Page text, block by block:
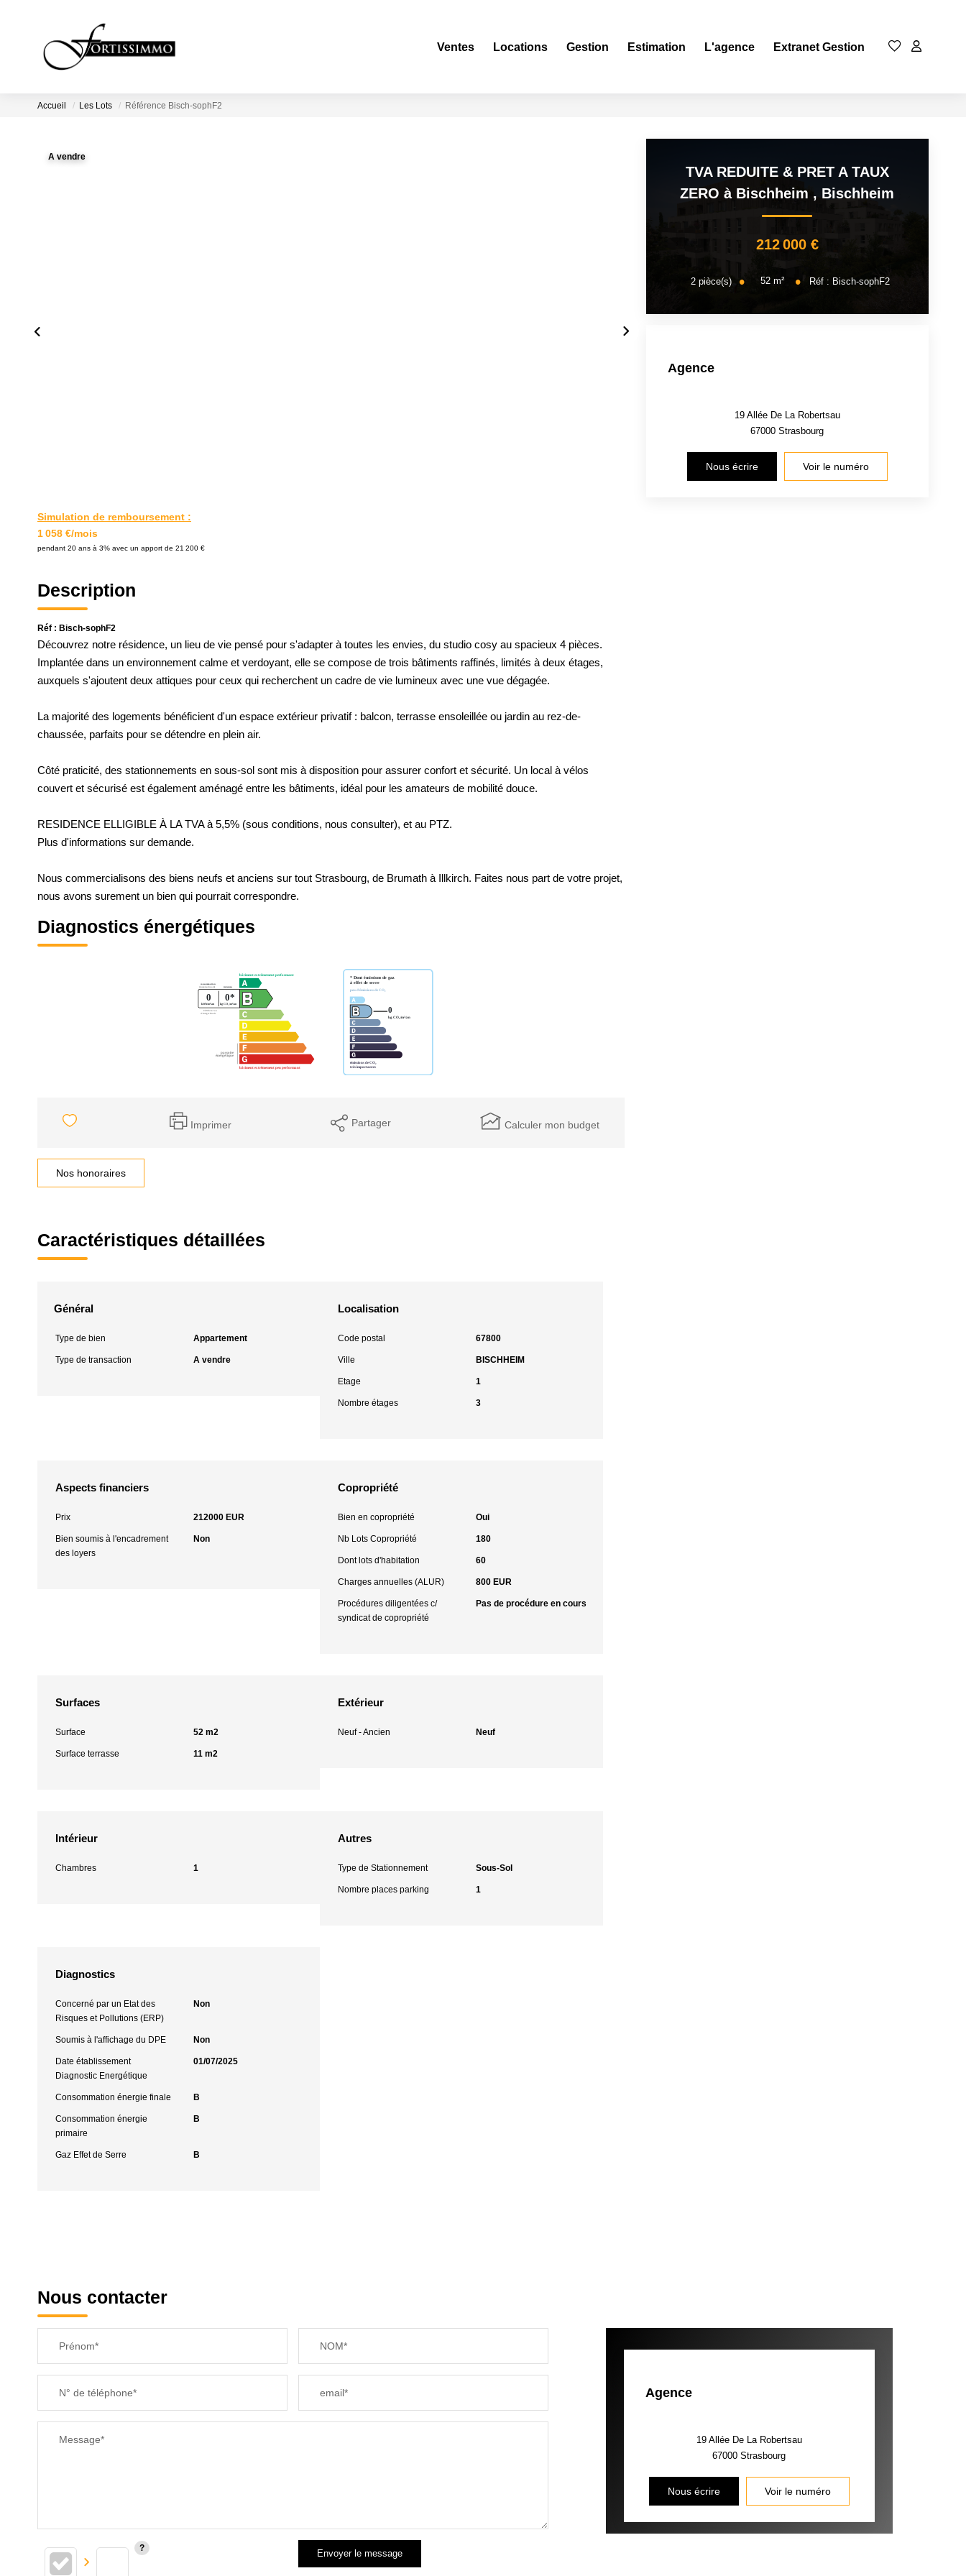
Ventes Locations Gestion Estimation L'agence Extranet Gestion
Accueil Les Lots Référence Bisch-sophF2
A vendre
Simulation de remboursement :
1 058 €/mois
pendant 20 ans à 3% avec un apport de 21 200 €
Description
Réf : Bisch-sophF2
Découvrez notre résidence, un lieu de vie pensé pour s'adapter à toutes les envies, du studio cosy au spacieux 4 pièces.
Implantée dans un environnement calme et verdoyant, elle se compose de trois bâtiments raffinés, limités à deux étages,
auxquels s'ajoutent deux attiques pour ceux qui recherchent un cadre de vie lumineux avec une vue dégagée.
La majorité des logements bénéficient d'un espace extérieur privatif : balcon, terrasse ensoleillée ou jardin au rez-de-
chaussée, parfaits pour se détendre en plein air.
Côté praticité, des stationnements en sous-sol sont mis à disposition pour assurer confort et sécurité. Un local à vélos
couvert et sécurisé est également aménagé entre les bâtiments, idéal pour les amateurs de mobilité douce.
RESIDENCE ELLIGIBLE À LA TVA à 5,5% (sous conditions, nous consulter), et au PTZ.
Plus d'informations sur demande.
Nous commercialisons des biens neufs et anciens sur tout Strasbourg, de Brumath à Illkirch. Faites nous part de votre projet,
nous avons surement un bien qui pourrait correspondre.
Diagnostics énergétiques
Imprimer Partager Calculer mon budget
Nos honoraires
Caractéristiques détaillées
Général
Type de bien Appartement
Type de transaction A vendre
Localisation
Code postal 67800
Ville BISCHHEIM
Etage 1
Nombre étages 3
Aspects financiers
Prix 212000 EUR
Bien soumis à l'encadrement
des loyers
Non
Copropriété
Bien en copropriété Oui
Nb Lots Copropriété 180
Dont lots d'habitation 60
Charges annuelles (ALUR) 800 EUR
Procédures diligentées c/
syndicat de copropriété
Pas de procédure en cours
Surfaces
Surface 52 m2
Surface terrasse 11 m2
Extérieur
Neuf - Ancien Neuf
Intérieur
Chambres 1
Autres
Type de Stationnement Sous-Sol
Nombre places parking 1
Diagnostics
Concerné par un Etat des
Risques et Pollutions (ERP)
Non
Soumis à l'affichage du DPE Non
Date établissement
Diagnostic Energétique
01/07/2025
Consommation énergie finale B
Consommation énergie
primaire
B
Gaz Effet de Serre B
TVA REDUITE & PRET A TAUX
ZERO à Bischheim , Bischheim
212 000 €
2 pièce(s) 52 m² Réf : Bisch-sophF2
Agence
19 Allée De La Robertsau
67000Strasbourg
Nous écrire Voir le numéro
Nous contacter
Prénom* NOM*
N° de téléphone* email*
Message*
Envoyer le message
Agence
19 Allée De La Robertsau
67000Strasbourg
Nous écrire Voir le numéro